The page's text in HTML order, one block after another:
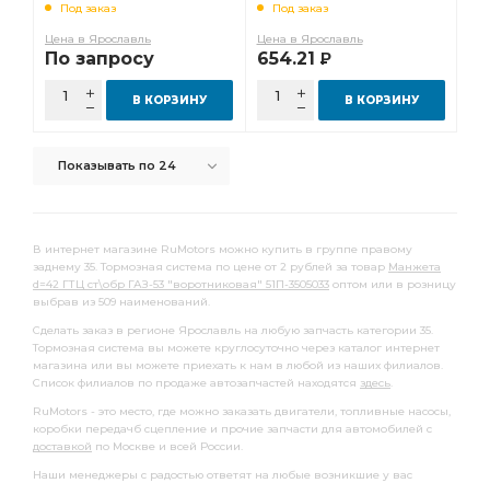
вторичной полости главного цилиндра
Трубка от первичной полости главного
первичной полости главного цилиндра
Под заказ
Цена в Ярославль
По запросу
В КОРЗИНУ
Под заказ
Цена в Ярославль
654.21 Р
В КОРЗИНУ
Показывать по 24
В интернет магазине RuMotors можно купить в группе правому
заднему 35. Тормозная система по цене от 2 рублей за товар Манжета
d=42 ГТЦ ст\обр ГАЗ-53 "воротниковая" 51П-3505033 оптом или в розницу
выбрав из 509 наименований.
Сделать заказ в регионе Ярославль на любую запчасть категории 35.
Тормозная система вы можете круглосуточно через каталог интернет
магазина или вы можете приехать к нам в любой из наших филиалов.
Список филиалов по продаже автозапчастей находятся здесь.
RuMotors - это место, где можно заказать двигатели, топливные насосы,
коробки передачб сцепление и прочие запчасти для автомобилей с
доставкой по Москве и всей России.
Наши менеджеры с радостью ответят на любые возникшие у вас